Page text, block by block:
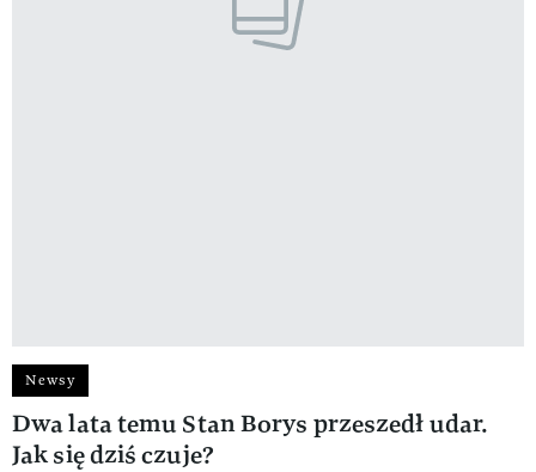
Newsy
Dwa lata temu Stan Borys przeszedł udar.
Jak się dziś czuje?